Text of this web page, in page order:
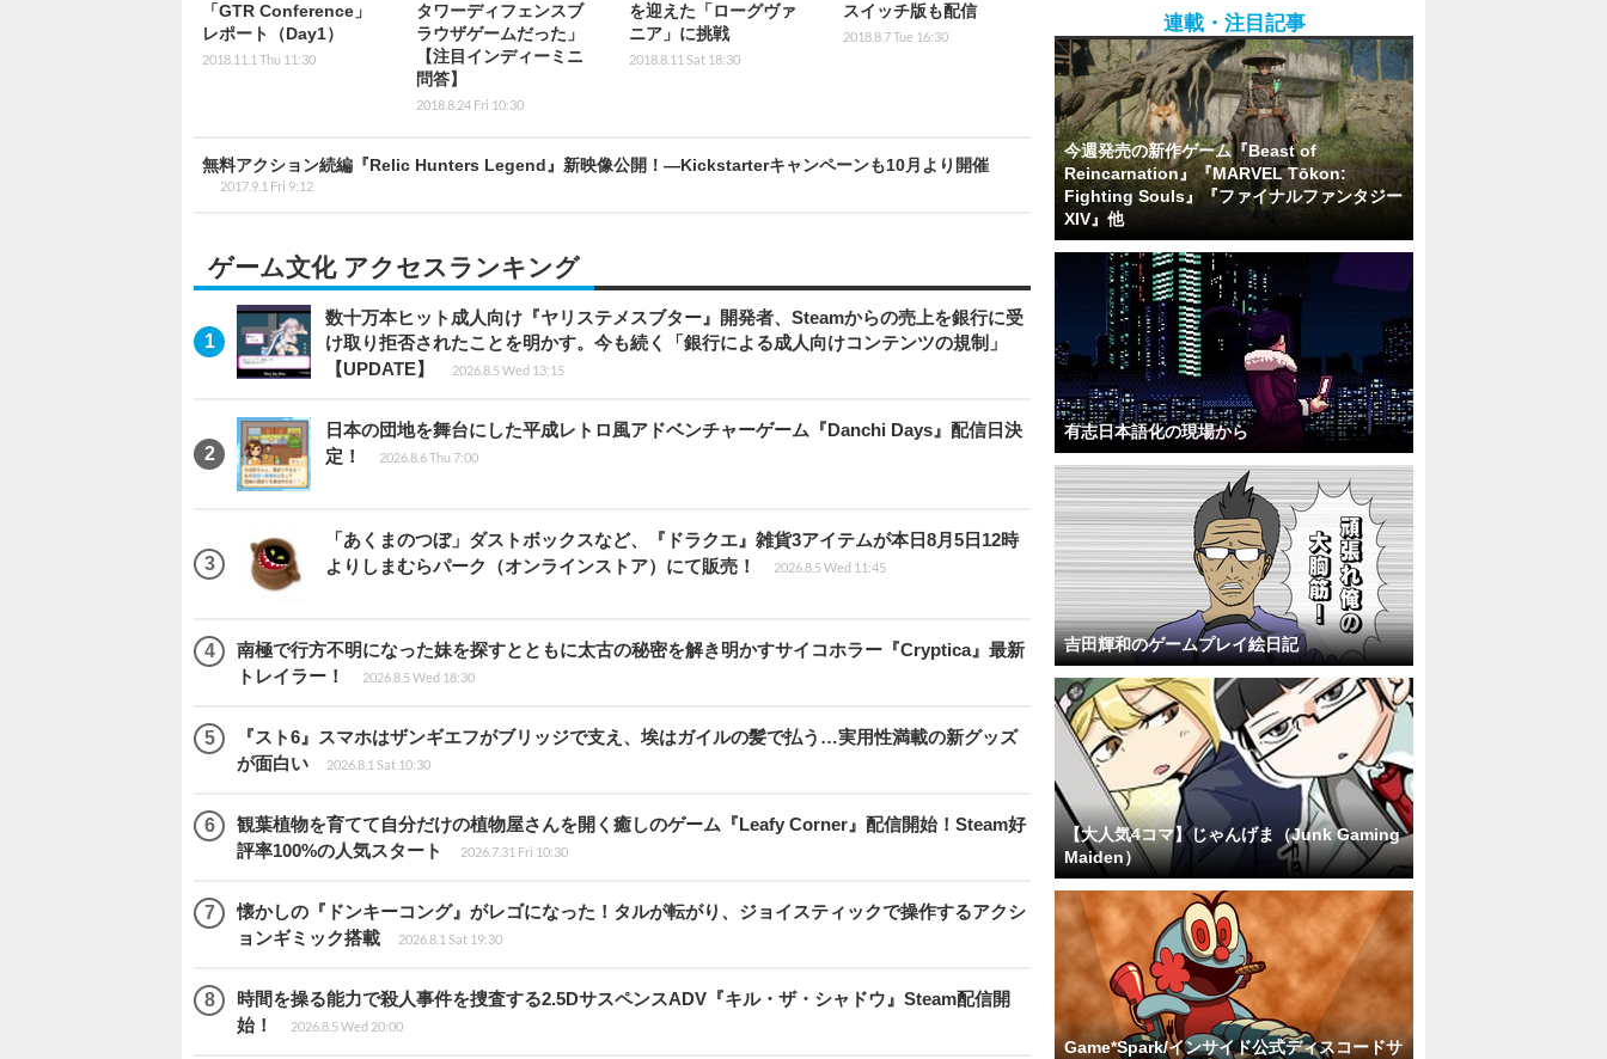
「GTR Conference」
レポート（Day1）
2018.11.1 Thu 11:30
タワーディフェンスブ
ラウザゲームだった」
【注目インディーミニ
問答】
2018.8.24 Fri 10:30
を迎えた「ローグヴァ
ニア」に挑戦
2018.8.11 Sat 18:30
スイッチ版も配信
2018.8.7 Tue 16:30
無料アクション続編『Relic Hunters Legend』新映像公開！―Kickstarterキャンペーンも10月より開催
2017.9.1 Fri 9:12
ゲーム文化 アクセスランキング
数十万本ヒット成人向け『ヤリステメスブター』開発者、Steamからの売上を銀行に受
け取り拒否されたことを明かす。今も続く「銀行による成人向けコンテンツの規制」
【UPDATE】
2026.8.5 Wed 13:15
日本の団地を舞台にした平成レトロ風アドベンチャーゲーム『Danchi Days』配信日決
定！
2026.8.6 Thu 7:00
「あくまのつぼ」ダストボックスなど、『ドラクエ』雑貨3アイテムが本日8月5日12時
よりしまむらパーク（オンラインストア）にて販売！
2026.8.5 Wed 11:45
南極で行方不明になった妹を探すとともに太古の秘密を解き明かすサイコホラー『Cryptica』最新
トレイラー！
2026.8.5 Wed 18:30
『スト6』スマホはザンギエフがブリッジで支え、埃はガイルの髪で払う…実用性満載の新グッズ
が面白い
2026.8.1 Sat 10:30
観葉植物を育てて自分だけの植物屋さんを開く癒しのゲーム『Leafy Corner』配信開始！Steam好
評率100%の人気スタート
2026.7.31 Fri 10:30
懐かしの『ドンキーコング』がレゴになった！タルが転がり、ジョイスティックで操作するアクシ
ョンギミック搭載
2026.8.1 Sat 19:30
時間を操る能力で殺人事件を捜査する2.5DサスペンスADV『キル・ザ・シャドウ』Steam配信開
始！
2026.8.5 Wed 20:00
連載・注目記事
今週発売の新作ゲーム『Beast of
Reincarnation』『MARVEL Tōkon:
Fighting Souls』『ファイナルファンタジー
XIV』他
有志日本語化の現場から
吉田輝和のゲームプレイ絵日記
【大人気4コマ】じゃんげま（Junk Gaming
Maiden）
Game*Spark/インサイド公式ディスコードサ